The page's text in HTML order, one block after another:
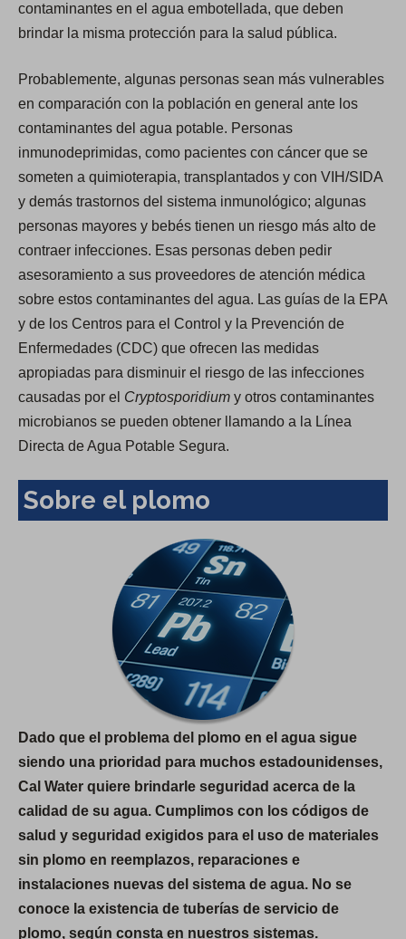
contaminantes en el agua embotellada, que deben
brindar la misma protección para la salud pública.
Probablemente, algunas personas sean más vulnerables
en comparación con la población en general ante los
contaminantes del agua potable. Personas
inmunodeprimidas, como pacientes con cáncer que se
someten a quimioterapia, transplantados y con VIH/SIDA
y demás trastornos del sistema inmunológico; algunas
personas mayores y bebés tienen un riesgo más alto de
contraer infecciones. Esas personas deben pedir
asesoramiento a sus proveedores de atención médica
sobre estos contaminantes del agua. Las guías de la EPA
y de los Centros para el Control y la Prevención de
Enfermedades (CDC) que ofrecen las medidas
apropiadas para disminuir el riesgo de las infecciones
causadas por el Cryptosporidium y otros contaminantes
microbianos se pueden obtener llamando a la Línea
Directa de Agua Potable Segura.
Sobre el plomo
Dado que el problema del plomo en el agua sigue
siendo una prioridad para muchos estadounidenses,
Cal Water quiere brindarle seguridad acerca de la
calidad de su agua. Cumplimos con los códigos de
salud y seguridad exigidos para el uso de materiales
sin plomo en reemplazos, reparaciones e
instalaciones nuevas del sistema de agua. No se
conoce la existencia de tuberías de servicio de
plomo, según consta en nuestros sistemas.